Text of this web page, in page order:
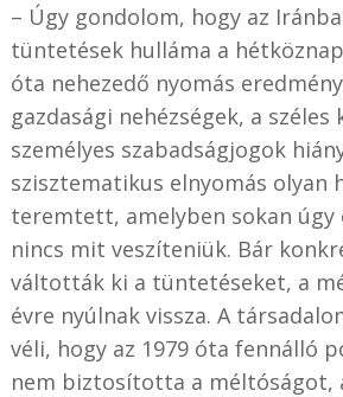
– Úgy gondolom, hogy az
tüntetések hulláma a
óta nehezedő nyomás
gazdasági nehézségek, a
személyes szabadságjogok
szisztematikus elnyomás olyan
teremtett, amelyben sokan úgy
nincs mit veszíteniük. Bár
váltották ki a tüntetéseket, a
évre nyúlnak vissza. A
véli, hogy az 1979 óta fennálló
nem biztosította a méltóságot,